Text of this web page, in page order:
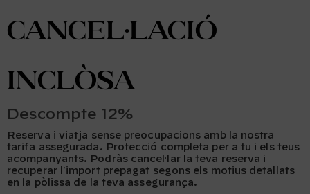
Cancel·lació
inclòsa
Descompte 12%
Reserva i viatja sense preocupacions amb la nostra
tarifa assegurada. Protecció completa per a tu i els teus
acompanyants. Podràs cancel·lar la teva reserva i
recuperar l'import prepagat segons els motius detallats
en la pòlissa de la teva assegurança.